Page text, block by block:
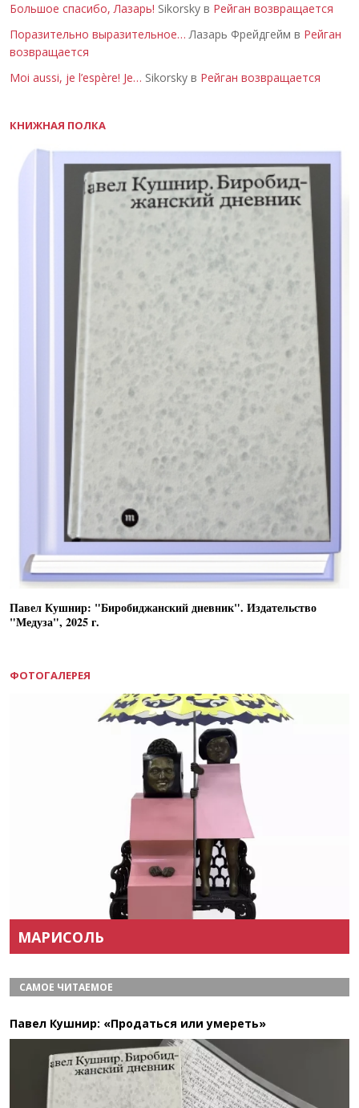
Большое спасибо, Лазарь! Sikorsky в Рейган возвращается
Поразительно выразительное… Лазарь Фрейдгейм в Рейган
возвращается
Moi aussi, je l’espère! Je… Sikorsky в Рейган возвращается
КНИЖНАЯ ПОЛКА
Павел Кушнир: "Биробиджанский дневник". Издательство
"Медуза", 2025 г.
ФОТОГАЛЕРЕЯ
МАРИСОЛЬ
САМОЕ ЧИТАЕМОЕ
Павел Кушнир: «Продаться или умереть»